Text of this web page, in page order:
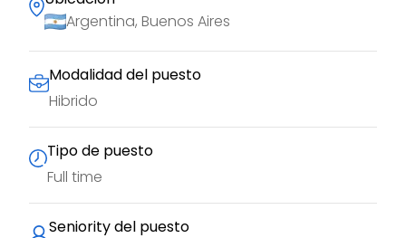
Argentina, Buenos Aires
Modalidad del puesto
Hibrido
Tipo de puesto
Full time
Seniority del puesto